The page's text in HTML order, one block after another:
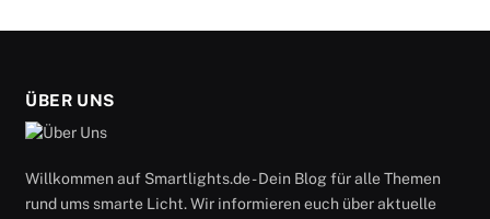
ÜBER UNS
Willkommen auf Smartlights.de - Dein Blog für alle Themen
rund ums smarte Licht. Wir informieren euch über aktuelle